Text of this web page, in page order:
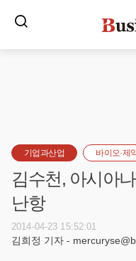
기업과산업 바이오·제
김수천, 아시아
난항
2014-04-23 15:52:01
김희정 기자 -